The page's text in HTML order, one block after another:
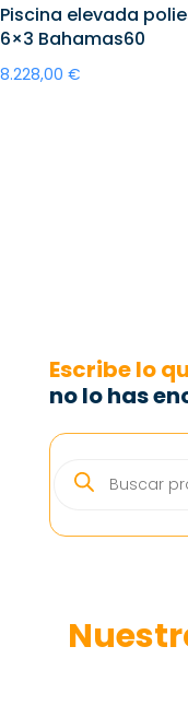
Piscina elevada
6×3 Bahamas60
8.228,00 €
Escribe lo
no lo has
BÚSQUEDA